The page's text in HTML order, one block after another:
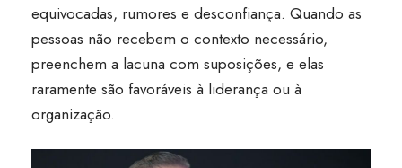
equivocadas, rumores e desconfiança. Quando as
pessoas não recebem o contexto necessário,
preenchem a lacuna com suposições, e elas
raramente são favoráveis à liderança ou à
organização.